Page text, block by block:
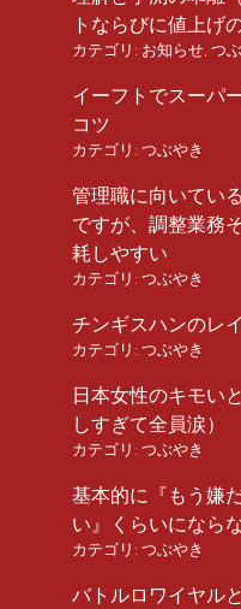
トならびに値上げ
カテゴリ: お知らせ, つ
イーフトでスーパ
コツ
カテゴリ: つぶやき
管理職に向いてい
ですが、調整業務
耗しやすい
カテゴリ: つぶやき
チンギスハンのレ
カテゴリ: つぶやき
日本女性のキモい
しすぎて全員涙）
カテゴリ: つぶやき
基本的に『もう嫌
い』くらいになら
カテゴリ: つぶやき
バトルロワイヤル